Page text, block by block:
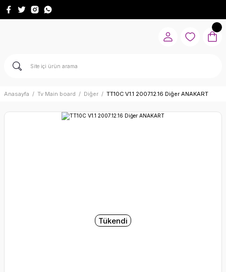
Anasayfa Tv Main board Diğer TT10C V1.1 2007.12.16 Diğer ANAKART
Tükendi